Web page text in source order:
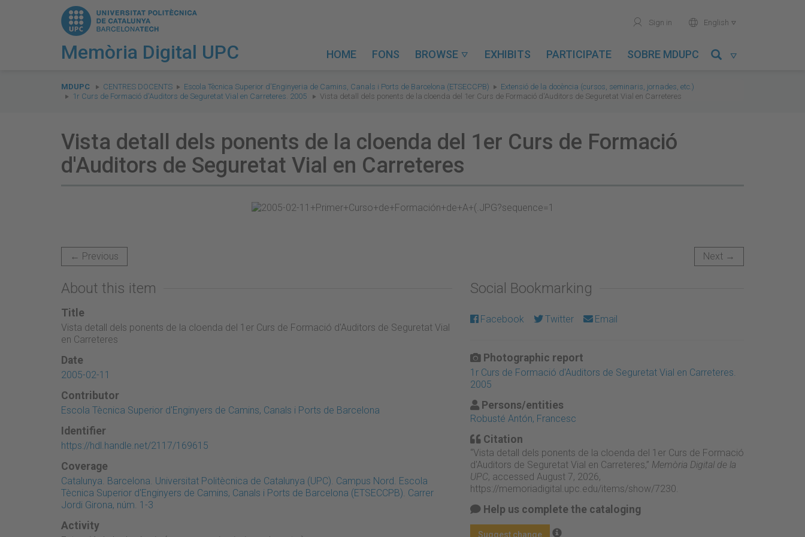
Memòria Digital UPC
user Sign in world English 
HOME FONS BROWSE  EXHIBITS PARTICIPATE SOBRE MDUPC 
are
here:
MDUPC CENTRES DOCENTS Escola Tècnica Superior d'Enginyeria de Camins, Canals i Ports de Barcelona (ETSECCPB)
Extensió de la docència (cursos, seminaris, jornades, etc.)
1r Curs de Formació d'Auditors de Seguretat Vial en Carreteres. 2005
Vista detall dels ponents de la cloenda del 1er Curs de Formació d'Auditors de Seguretat Vial en Carreteres
Vista detall dels ponents de la cloenda del 1er Curs de Formació
d'Auditors de Seguretat Vial en Carreteres
← Previous Next →
About this item
Title
Vista detall dels ponents de la cloenda del 1er Curs de Formació d'Auditors de Seguretat Vial
en Carreteres
Date
2005-02-11
Contributor
Escola Tècnica Superior d'Enginyers de Camins, Canals i Ports de Barcelona
Identifier
https://hdl.handle.net/2117/169615
Coverage
Catalunya. Barcelona. Universitat Politècnica de Catalunya (UPC). Campus Nord. Escola
Tècnica Superior d'Enginyers de Camins, Canals i Ports de Barcelona (ETSECCPB). Carrer
Jordi Girona, núm. 1-3
Activity
Social Bookmarking
Facebook Twitter Email
Photographic report
1r Curs de Formació d'Auditors de Seguretat Vial en Carreteres.
2005
Persons/entities
Robusté Antón, Francesc
Citation
“Vista detall dels ponents de la cloenda del 1er Curs de Formació
d'Auditors de Seguretat Vial en Carreteres,” Memòria Digital de la
UPC, accessed August 7, 2026,
https://memoriadigital.upc.edu/items/show/7230
Help us complete the cataloging
Suggest change